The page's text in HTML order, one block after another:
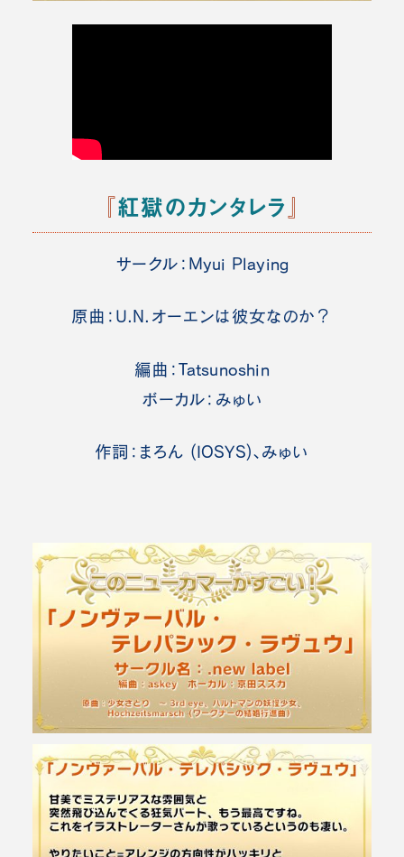
『紅獄のカンタレラ 』
サークル：Myui Playing
原曲：U.N.オーエンは彼女なのか？
編曲：Tatsunoshin
ボーカル：みゅい
作詞：まろん (IOSYS)、みゅい